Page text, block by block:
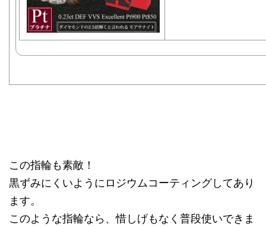
この指輪も素敵！
黒ずみにくいようにロジウムコーティングしてあり
ます。
このような指輪なら、惜しげもなく普段使いできま